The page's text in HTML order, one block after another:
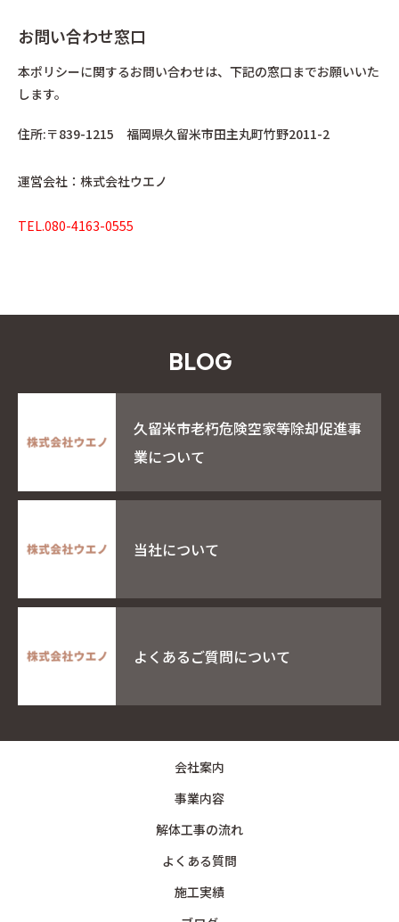
お問い合わせ窓口
本ポリシーに関するお問い合わせは、下記の窓口までお願いいた
します。
住所:〒839-1215 福岡県久留米市田主丸町竹野2011-2
運営会社：株式会社ウエノ
TEL.080-4163-0555
BLOG
久留米市老朽危険空家等除却促進事
業について
当社について
よくあるご質問について
会社案内
事業内容
解体工事の流れ
よくある質問
施工実績